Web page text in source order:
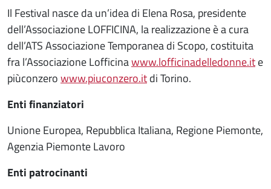
Il Festival nasce da un’idea di Elena Rosa, presidente
dell’Associazione LOFFICINA, la realizzazione è a cura
dell’ATS Associazione Temporanea di Scopo, costituita
fra l’Associazione Lofficinawww.lofficinadelledonne.ite
piùconzerowww.piuconzero.itdi Torino.
Enti finanziatori
Unione Europea, Repubblica Italiana, Regione Piemonte,
Agenzia Piemonte Lavoro
Enti patrocinanti